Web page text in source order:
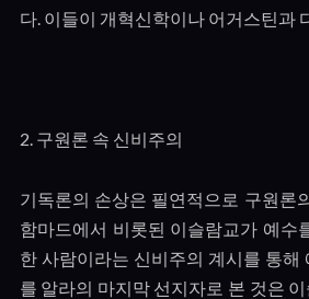
다. 이들이 개혁신학이나 어거스틴과
2. 구원론 속 신비주의
기독론의 손상은 필연적으로 구원론
함마드에서 비롯된 이슬람교가 예수
한 사람이라는 신비주의 계시를 통해
를 알라의 마지막 선지자로 본 것은